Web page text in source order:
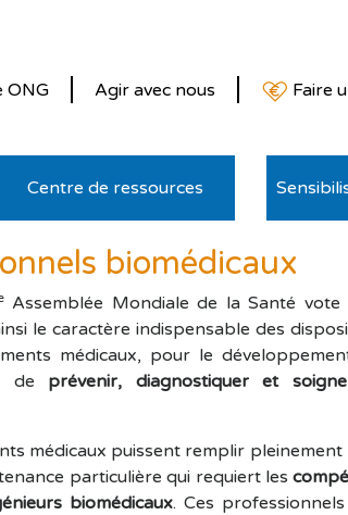
Faire
Agir avec nous
ONG
Centre de ressources
biomédicaux
Assemblée Mondiale de la Santé vote
le caractère indispensable des
médicaux, pour le
de prévenir, diagnostiquer et
médicaux puissent remplir
particulière qui requiert les
biomédicaux. Ces